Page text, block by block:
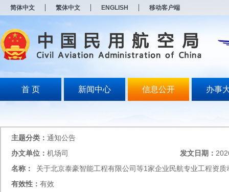
简体中文 繁体中文 ENGLISH 移动客户端
首 页 新闻中心 信息公开 办事
主题分类： 通知公告
办文单位： 机场司 发文日期：
名称：
关于北京泰豪智能工程有限公司等1家企业民航专业工程资
有效性： 有效
打
开
无
障
说